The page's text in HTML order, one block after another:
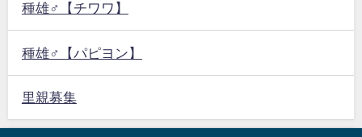
種雄♂【チワワ】
種雄♂【パピヨン】
里親募集